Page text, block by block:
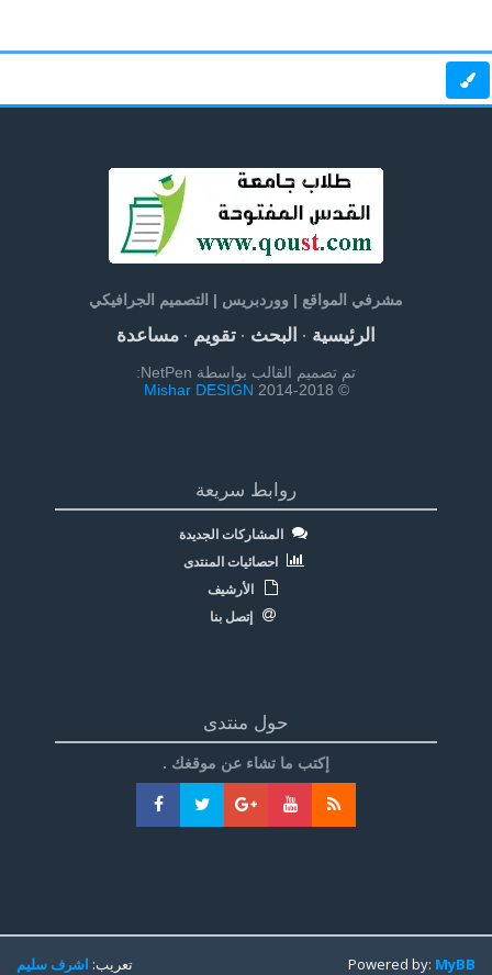
مشرفي المواقع | ووردبريس | التصميم الجرافيكي
الرئيسية· البحث· تقويم· مساعدة
تم تصميم القالب بواسطة NetPen:
© 2014-2018
Mishar DESIGN
روابط سريعة
المشاركات الجديدة
احصائيات المنتدى
الأرشيف
إتصل بنا
حول منتدى
إكتب ما تشاء عن موقغك .
تعريب:اشرف سليم Powered by:MyBB